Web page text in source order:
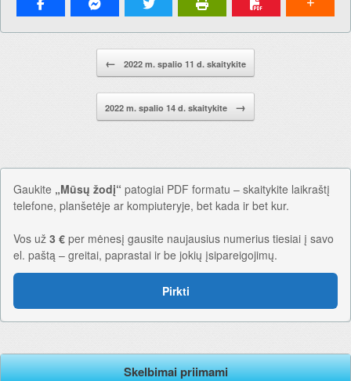
← 2022 m. spalio 11 d. skaitykite
2022 m. spalio 14 d. skaitykite →
Gaukite „Mūsų žodį“ patogiai PDF formatu – skaitykite laikraštį
telefone, planšetėje ar kompiuteryje, bet kada ir bet kur.
Vos už 3 € per mėnesį gausite naujausius numerius tiesiai į savo
el. paštą – greitai, paprastai ir be jokių įsipareigojimų.
Pirkti
Skelbimai priimami